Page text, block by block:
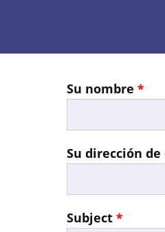
Su nombre
Su dirección
Subject